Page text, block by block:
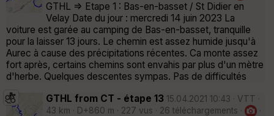
GTHL => Etape 1 : Bas-en-basset / St Didier en
Velay Date du jour : mercredi 14 juin 2023 La
voiture est garée au camping de Bas-en-basset, tranquille
pour la laisser 13 jours. Le chemin est assez humide jusqu'à
Aurec à cause des précipitations récentes. Ca monte assez
fort après, certains chemins sont envahis par plus d'un mètre
d'herbe. Quelques descentes sympas. Pas de difficultés
GTHL from CT - étape 13 15.04.2021 10:43 · VTT ·
43 km · D+860 m · 227 vus · 26 téléchargements ·
·